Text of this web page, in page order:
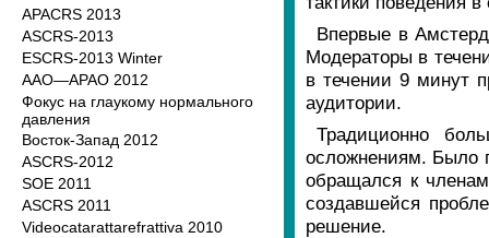
APACRS 2013
ASCRS-2013
ESCRS-2013 Winter
AAO—APAO 2012
Фокус на глаукому нормального
давления
Восток-Запад 2012
ASCRS-2012
SOE 2011
ASCRS 2011
Videocatarattarefrattiva 2010
Впервые в
Модераторы в
в течении 9 минут
аудитории.
Традиционно
осложнениям. Было
обращался к
создавшейся
решение.